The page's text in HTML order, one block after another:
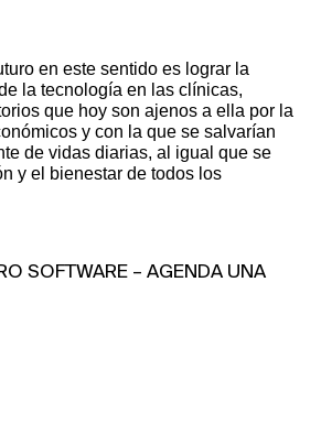
en este sentido es lograr la
la tecnología en las clínicas,
que hoy son ajenos a ella por la
y con la que se salvarían
de vidas diarias, al igual que se
y el bienestar de todos los
SOFTWARE – AGENDA UNA